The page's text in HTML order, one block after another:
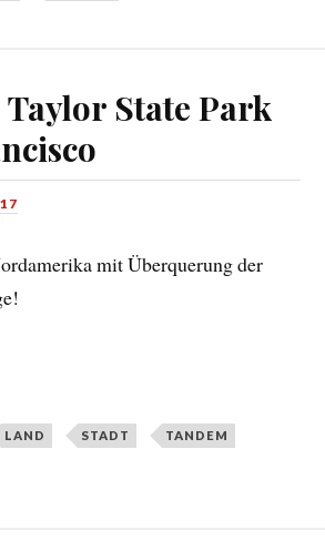
Taylor State Park
mit Überquerung der
LAND STADT TANDEM